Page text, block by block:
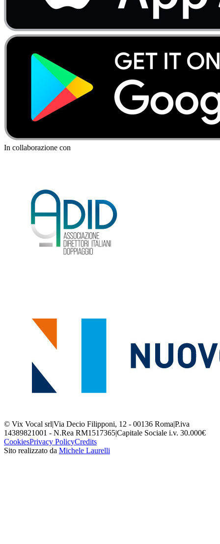
In collaborazione con
© Vix Vocal srl|Via Decio Filipponi, 12 - 00136 Roma|P.iva
14389821001 - N.Rea RM1517365|Capitale Sociale i.v. 30.000€
CookiesPrivacy PolicyCredits
Sito realizzato da Michele Laurelli